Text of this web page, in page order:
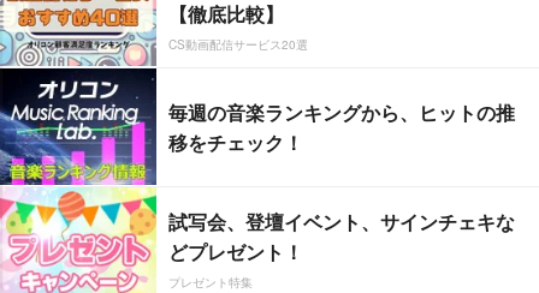
【徹底比較】
CS動画配信サービス20選
毎週の音楽ランキングから、ヒットの推
移をチェック！
試写会、登壇イベント、サインチェキな
どプレゼント！
プレゼント特集